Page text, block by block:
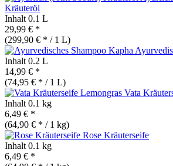
Kräuteröl
Inhalt 0.1 L
29,99 € *
(299,90 € * / 1 L)
Inhalt 0.2 L
14,99 € *
(74,95 € * / 1 L)
Vata
Inhalt 0.1 kg
6,49 € *
(64,90 € * / 1 kg)
Rose Kräuterseife
Inhalt 0.1 kg
6,49 € *